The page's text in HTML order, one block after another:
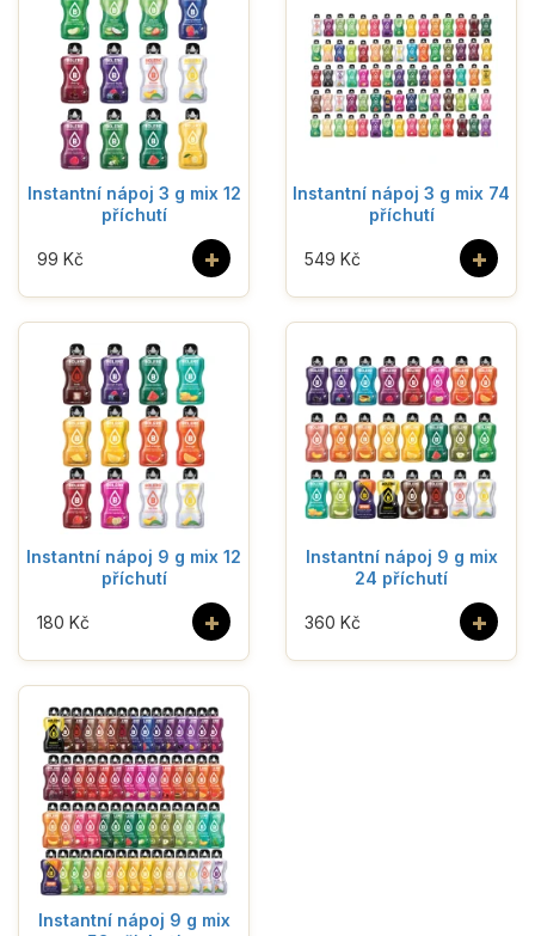
Instantní nápoj 3 g mix 12
příchutí
+
99 Kč
Instantní nápoj 3 g mix 74
příchutí
+
549 Kč
Instantní nápoj 9 g mix 12
příchutí
+
180 Kč
Instantní nápoj 9 g mix
24 příchutí
+
360 Kč
Instantní nápoj 9 g mix